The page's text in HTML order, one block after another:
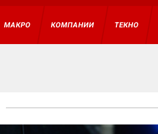
МАКРО КОМПАНИИ ТЕКНО